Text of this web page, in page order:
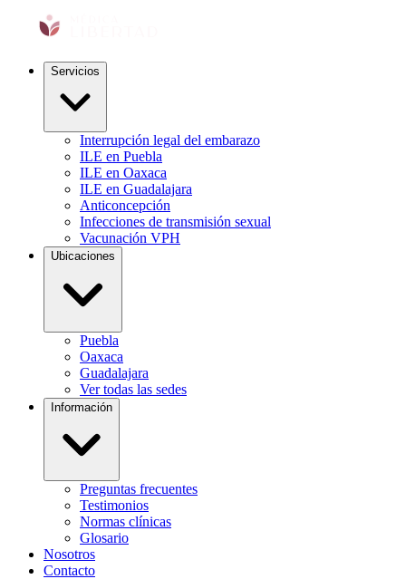
Servicios
Interrupción legal del embarazo
ILE en Puebla
ILE en Oaxaca
ILE en Guadalajara
Anticoncepción
Infecciones de transmisión sexual
Vacunación VPH
Ubicaciones
Puebla
Oaxaca
Guadalajara
Ver todas las sedes
Información
Preguntas frecuentes
Testimonios
Normas clínicas
Glosario
Nosotros
Contacto